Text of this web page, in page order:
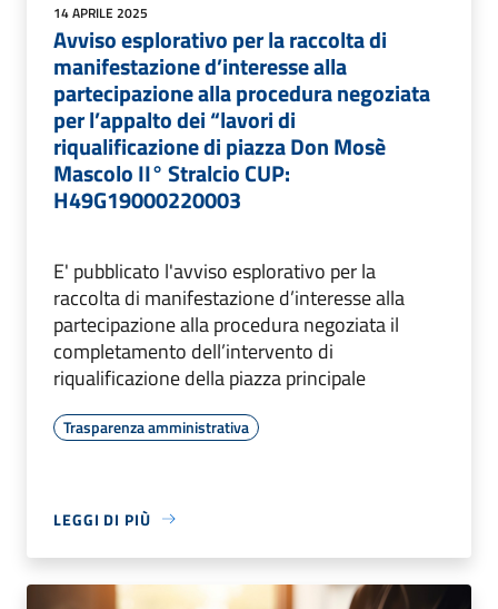
14 APRILE 2025
Avviso esplorativo per la raccolta di
manifestazione d’interesse alla
partecipazione alla procedura negoziata
per l’appalto dei “lavori di
riqualificazione di piazza Don Mosè
Mascolo II° Stralcio CUP:
H49G19000220003
E' pubblicato l'avviso esplorativo per la
raccolta di manifestazione d’interesse alla
partecipazione alla procedura negoziata il
completamento dell’intervento di
riqualificazione della piazza principale
Trasparenza amministrativa
LEGGI DI PIÙ